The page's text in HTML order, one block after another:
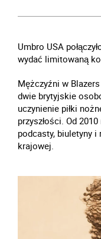
Umbro USA
wydać limitowaną
Mężczyźni w
dwie brytyjskie
uczynienie piłki
przyszłości. Od
podcasty, biuletyny
krajowej.